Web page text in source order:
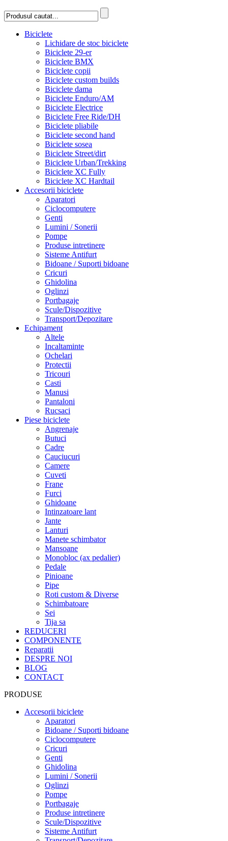
Biciclete
Lichidare de stoc biciclete
Biciclete 29-er
Biciclete BMX
Biciclete copii
Biciclete custom builds
Biciclete dama
Biciclete Enduro/AM
Biciclete Electrice
Biciclete Free Ride/DH
Biciclete pliabile
Biciclete second hand
Biciclete sosea
Biciclete Street/dirt
Biciclete Urban/Trekking
Biciclete XC Fully
Biciclete XC Hardtail
Accesorii biciclete
Aparatori
Ciclocomputere
Genti
Lumini / Sonerii
Pompe
Produse intretinere
Sisteme Antifurt
Bidoane / Suporti bidoane
Cricuri
Ghidolina
Oglinzi
Portbagaje
Scule/Dispozitive
Transport/Depozitare
Echipament
Altele
Incaltaminte
Ochelari
Protectii
Tricouri
Casti
Manusi
Pantaloni
Rucsaci
Piese biciclete
Angrenaje
Butuci
Cadre
Cauciucuri
Camere
Cuveti
Frane
Furci
Ghidoane
Intinzatoare lant
Jante
Lanturi
Manete schimbator
Mansoane
Monobloc (ax pedalier)
Pedale
Pinioane
Pipe
Roti custom & Diverse
Schimbatoare
Sei
Tija sa
REDUCERI
COMPONENTE
Reparatii
DESPRE NOI
BLOG
CONTACT
PRODUSE
Accesorii biciclete
Aparatori
Bidoane / Suporti bidoane
Ciclocomputere
Cricuri
Genti
Ghidolina
Lumini / Sonerii
Oglinzi
Pompe
Portbagaje
Produse intretinere
Scule/Dispozitive
Sisteme Antifurt